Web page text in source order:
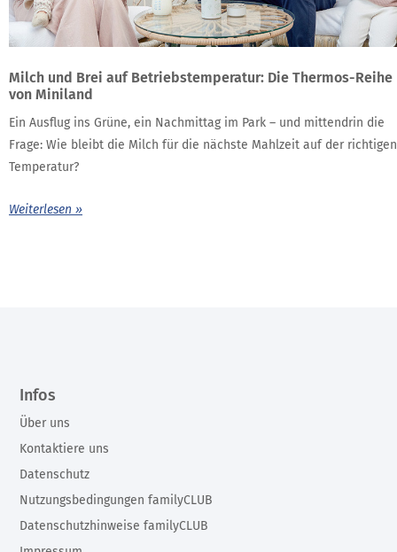
Milch und Brei auf Betriebstemperatur: Die Thermos-Reihe
von Miniland
Ein Ausflug ins Grüne, ein Nachmittag im Park – und mittendrin die
Frage: Wie bleibt die Milch für die nächste Mahlzeit auf der richtigen
Temperatur?
Weiterlesen »
Infos
Über uns
Kontaktiere uns
Datenschutz
Nutzungsbedingungen familyCLUB
Datenschutzhinweise familyCLUB